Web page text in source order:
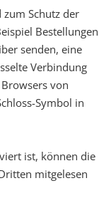
zum Schutz der
Bestellungen
senden, eine
Verbindung
von
Symbol in
ist, können die
mitgelesen